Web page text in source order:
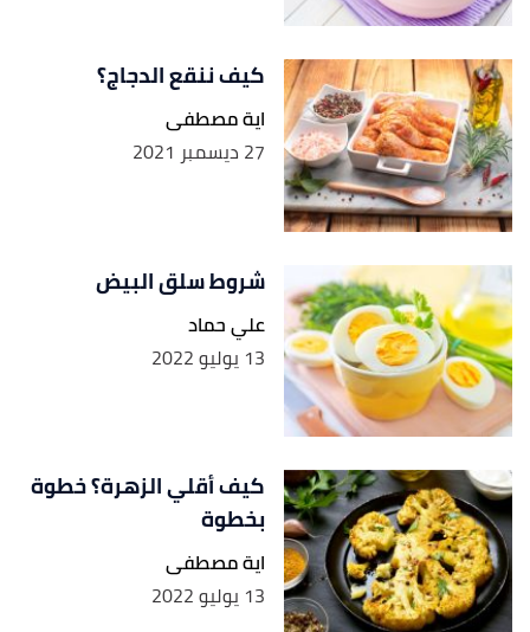
كيف ننقع الدجاج؟
اية مصطفى
27 ديسمبر 2021
شروط سلق البيض
علي حماد
13 يوليو 2022
كيف أقلي الزهرة؟ خطوة
بخطوة
اية مصطفى
13 يوليو 2022